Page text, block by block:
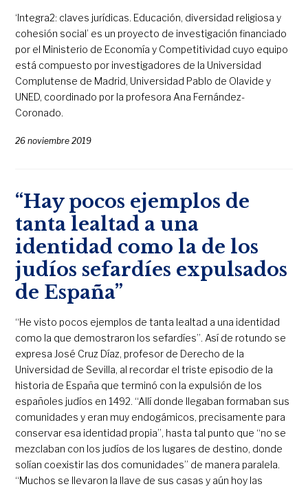
‘Integra2: claves jurídicas. Educación, diversidad religiosa y
cohesión social’ es un proyecto de investigación financiado
por el Ministerio de Economía y Competitividad cuyo equipo
está compuesto por investigadores de la Universidad
Complutense de Madrid, Universidad Pablo de Olavide y
UNED, coordinado por la profesora Ana Fernández-
Coronado.
26 noviembre 2019
“Hay pocos ejemplos de
tanta lealtad a una
identidad como la de los
judíos sefardíes expulsados
de España”
“He visto pocos ejemplos de tanta lealtad a una identidad
como la que demostraron los sefardíes”. Así de rotundo se
expresa José Cruz Díaz, profesor de Derecho de la
Universidad de Sevilla, al recordar el triste episodio de la
historia de España que terminó con la expulsión de los
españoles judíos en 1492. “Allí donde llegaban formaban sus
comunidades y eran muy endogámicos, precisamente para
conservar esa identidad propia”, hasta tal punto que “no se
mezclaban con los judíos de los lugares de destino, donde
solían coexistir las dos comunidades” de manera paralela.
“Muchos se llevaron la llave de sus casas y aún hoy las